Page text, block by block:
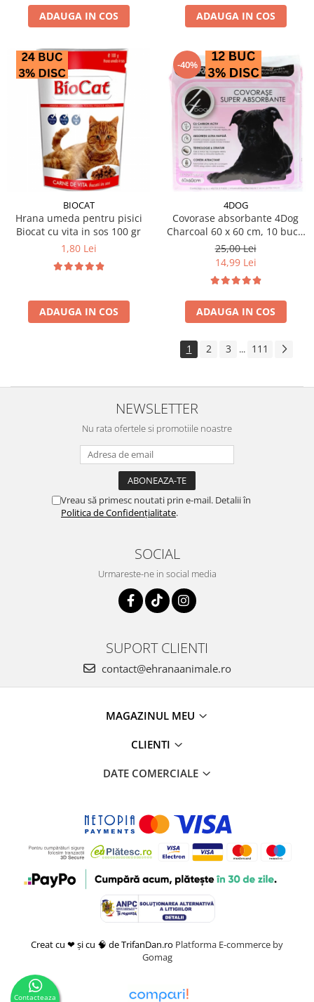
ADAUGA IN COS ADAUGA IN COS
BIOCAT
Hrana umeda pentru pisici
Biocat cu vita in sos 100 gr
1,80 Lei
ADAUGA IN COS
-40%
4DOG
Covorase absorbante 4Dog
Charcoal 60 x 60 cm, 10 buc /
pachet
25,00 Lei
14,99 Lei
ADAUGA IN COS
1 2 3 ... 111
NEWSLETTER
Nu rata ofertele si promotiile noastre
Vreau să primesc noutati prin e-mail. Detalii în
Politica de Confidențialitate.
SOCIAL
Urmareste-ne in social media
SUPORT CLIENTI
contact@ehranaanimale.ro
MAGAZINUL MEU
CLIENTI
DATE COMERCIALE
Creat cu ❤ și cu 🧠 de TrifanDan.ro Platforma E-commerce by
Gomag
Contacteaza